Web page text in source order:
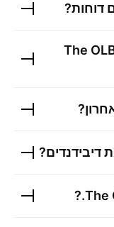
דוחות?
The
דיבידנדים?
The
?